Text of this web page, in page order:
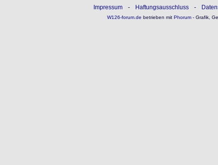
Impressum - Haftungsausschluss -
W126-forum.de betrieben mitPhorum- Grafik,